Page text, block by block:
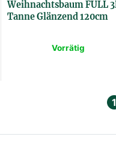
Weihnachtsbaum FULL
Tanne Glänzend 120cm
Vorrätig
1